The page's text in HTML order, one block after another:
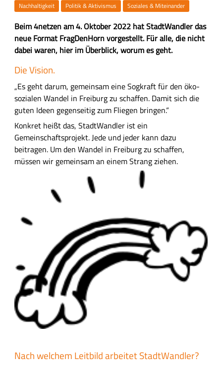
Nachhaltigkeit Politik & Aktivismus Soziales & Miteinander
Z
u
s
m
m
e
n
f
a
s
s
Beim 4netzen am 4. Oktober 2022 hat StadtWandler das
neue Format FragDenHorn vorgestellt. Für alle, die nicht
dabei waren, hier im Überblick, worum es geht.
H
u
p
t
-
I
n
h
Die Vision.
„Es geht darum, gemeinsam eine Sogkraft für den öko-
sozialen Wandel in Freiburg zu schaffen. Damit sich die
guten Ideen gegenseitig zum Fliegen bringen.“
Konkret heißt das, StadtWandler ist ein
Gemeinschaftsprojekt. Jede und jeder kann dazu
beitragen. Um den Wandel in Freiburg zu schaffen,
müssen wir gemeinsam an einem Strang ziehen.
Nach welchem Leitbild arbeitet StadtWandler?